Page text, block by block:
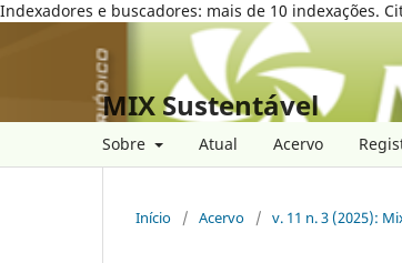
Indexadores e buscadores: mais de 10 indexações.
MIX Sustentável
Sobre Atual Acervo
Início / Acervo / v. 11 n. 3 (2025):